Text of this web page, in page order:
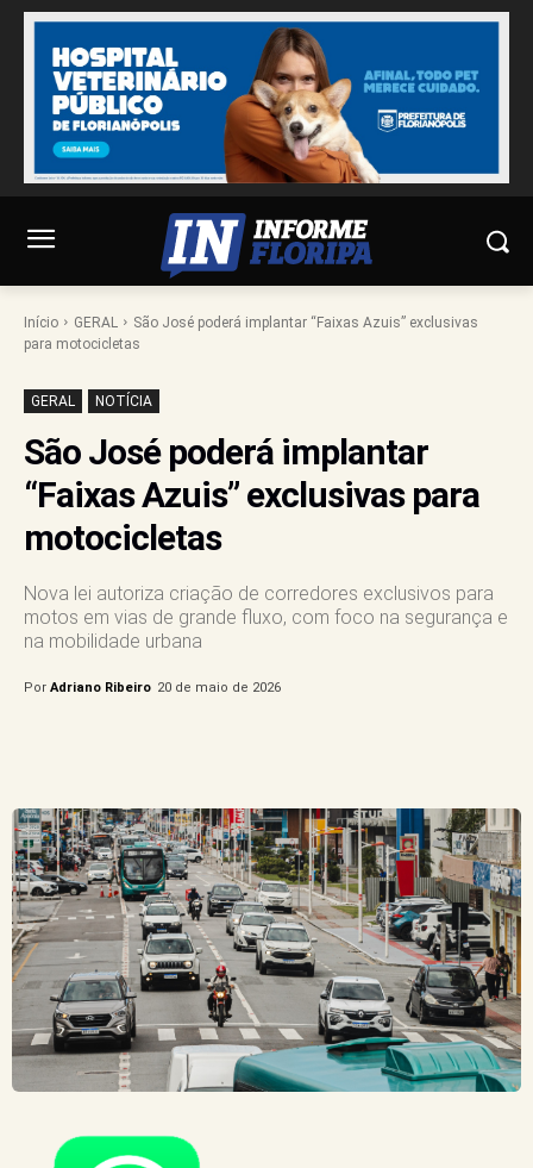
Início GERAL
São José poderá implantar “Faixas Azuis” exclusivas
para motocicletas
GERAL NOTÍCIA
São José poderá implantar
“Faixas Azuis” exclusivas para
motocicletas
Nova lei autoriza criação de corredores exclusivos para
motos em vias de grande fluxo, com foco na segurança e
na mobilidade urbana
Por Adriano Ribeiro 20 de maio de 2026